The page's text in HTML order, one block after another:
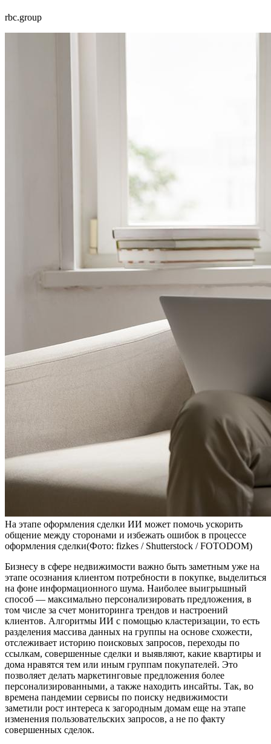
rbc.group
На этапе оформления сделки ИИ может помочь ускорить
общение между сторонами и избежать ошибок в процессе
оформления сделки(Фото: fizkes / Shutterstock / FOTODOM)
Бизнесу в сфере недвижимости важно быть заметным уже на
этапе осознания клиентом потребности в покупке, выделиться
на фоне информационного шума. Наиболее выигрышный
способ — максимально персонализировать предложения, в
том числе за счет мониторинга трендов и настроений
клиентов. Алгоритмы ИИ с помощью кластеризации, то есть
разделения массива данных на группы на основе схожести,
отслеживает историю поисковых запросов, переходы по
ссылкам, совершенные сделки и выявляют, какие квартиры и
дома нравятся тем или иным группам покупателей. Это
позволяет делать маркетинговые предложения более
персонализированными, а также находить инсайты. Так, во
времена пандемии сервисы по поиску недвижимости
заметили рост интереса к загородным домам еще на этапе
изменения пользовательских запросов, а не по факту
совершенных сделок.